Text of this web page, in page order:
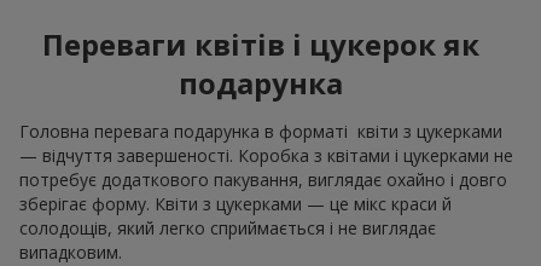
Переваги квітів і цукерок як
подарунка
Головна перевага подарунка в форматі квіти з цукерками
— відчуття завершеності. Коробка з квітами і цукерками не
потребує додаткового пакування, виглядає охайно і довго
зберігає форму. Квіти з цукерками — це мікс краси й
солодощів, який легко сприймається і не виглядає
випадковим.